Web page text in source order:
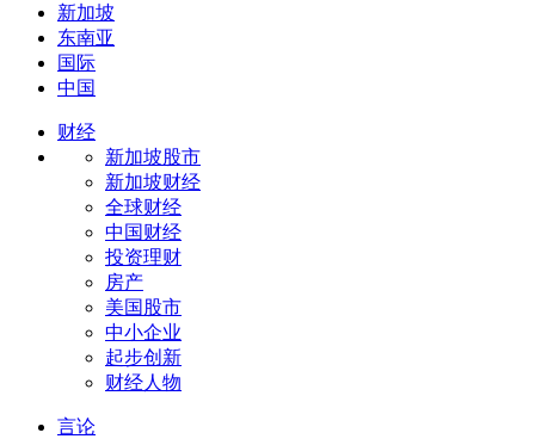
新加坡
东南亚
国际
中国
财经
新加坡股市
新加坡财经
全球财经
中国财经
投资理财
房产
美国股市
中小企业
起步创新
财经人物
言论